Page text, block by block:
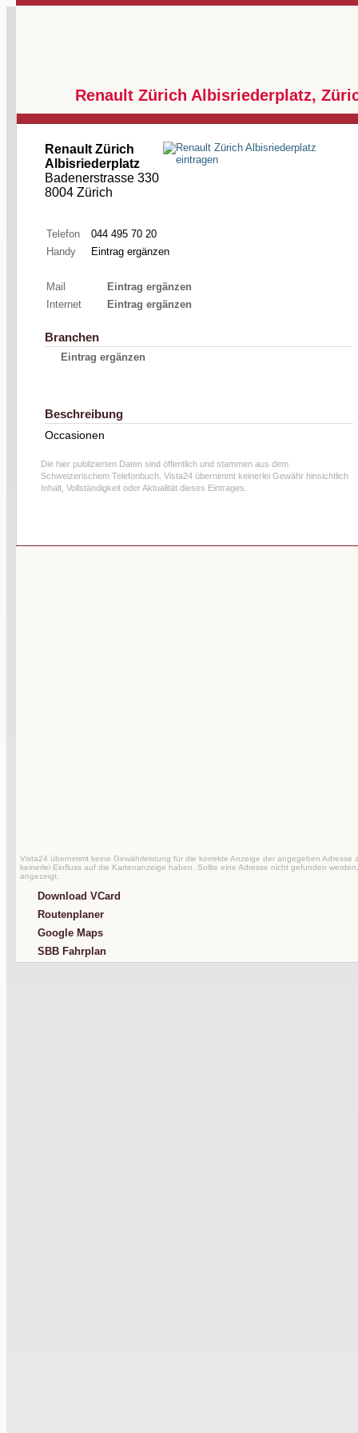
Renault Zürich Albisriederplatz,
Renault Zürich
Albisriederplatz
Badenerstrasse 330
8004 Zürich
Telefon
044 495 70 20
Handy
Eintrag ergänzen
Mail
Eintrag ergänzen
Internet
Eintrag ergänzen
Branchen
Eintrag ergänzen
Beschreibung
Occasionen
Die hier publizierten Daten sind öffentlich und stammen aus dem
Schweizerischem Telefonbuch. Vista24 übernimmt keinerlei Gewähr hinsichtlich
Inhalt, Vollständigkeit oder Aktualität dieses Eintrages.
Vista24 übernimmt keine Gewährleistung für die korrekte Anzeige der angegeben Adresse
keinerlei Einfluss auf die Kartenanzeige haben. Sollte eine Adresse nicht gefunden
angezeigt.
Download VCard
Routenplaner
Google Maps
SBB Fahrplan